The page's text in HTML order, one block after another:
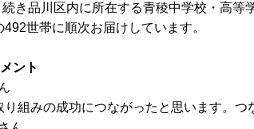
き品川区内に所在する青稜中学校・高
世帯に順次お届けしています。
ント
り組みの成功につながったと思います。つ